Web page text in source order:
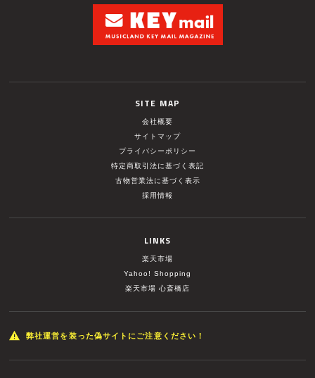
SITE MAP
会社概要
サイトマップ
プライバシーポリシー
特定商取引法に基づく表記
古物営業法に基づく表示
採用情報
LINKS
楽天市場
Yahoo! Shopping
楽天市場 心斎橋店
弊社運営を装った偽サイトにご注意ください！